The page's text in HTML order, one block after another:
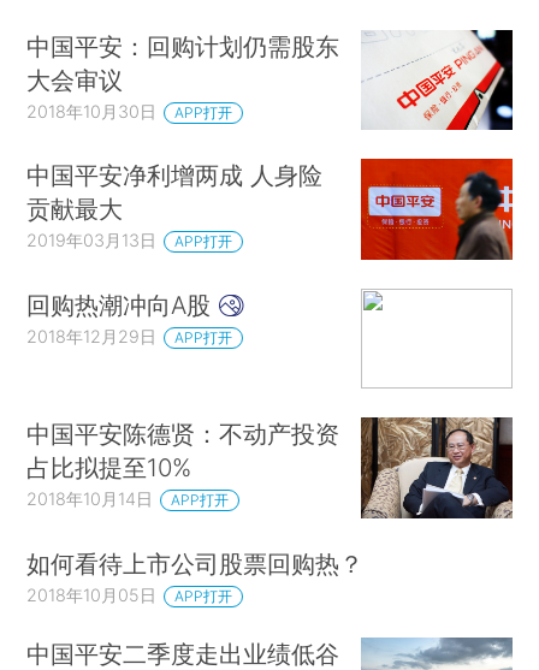
中国平安：回购计划仍需股东
大会审议
2018年10月30日 APP打开
中国平安净利增两成 人身险
贡献最大
2019年03月13日 APP打开
回购热潮冲向A股
2018年12月29日 APP打开
中国平安陈德贤：不动产投资
占比拟提至10%
2018年10月14日 APP打开
如何看待上市公司股票回购热？
2018年10月05日 APP打开
中国平安二季度走出业绩低谷